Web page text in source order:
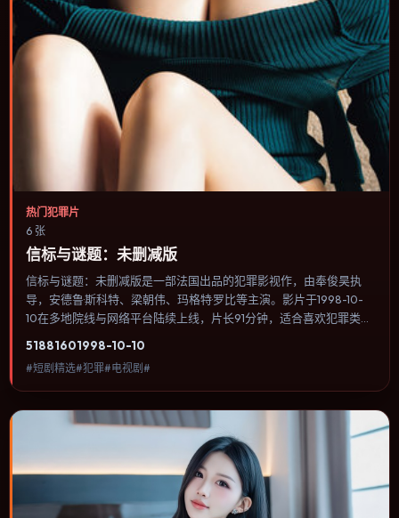
热门犯罪片
6 张
信标与谜题：未删减版
信标与谜题：未删减版是一部法国出品的犯罪影视作，由奉俊昊执
导，安德鲁·斯科特、梁朝伟、玛格特·罗比等主演。影片于1998-10-
10在多地院线与网络平台陆续上线，片长91分钟，适合喜欢犯罪类
推进，节奏与视听语言统一，可作为休闲观影或类型片补片的选择。
51881601998-10-10
#短剧精选#犯罪#电视剧#